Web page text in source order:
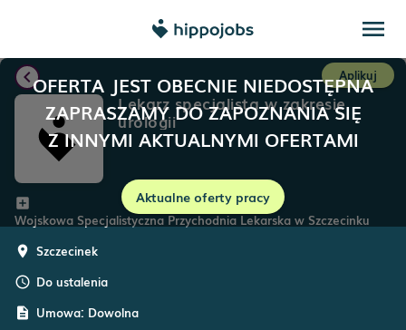
menu
OFERTA JEST OBECNIE NIEDOSTĘPNA
ZAPRASZAMY DO ZAPOZNANIA SIĘ
Z INNYMI AKTUALNYMI OFERTAMI
Aktualne oferty pracy
chevron_left Aplikuj
Lekarz specjalista w zakresie
urologii
add_box
Wojskowa Specjalistyczna Przychodnia Lekarska w Szczecinku
room Szczecinek
schedule Do ustalenia
description Umowa: Dowolna